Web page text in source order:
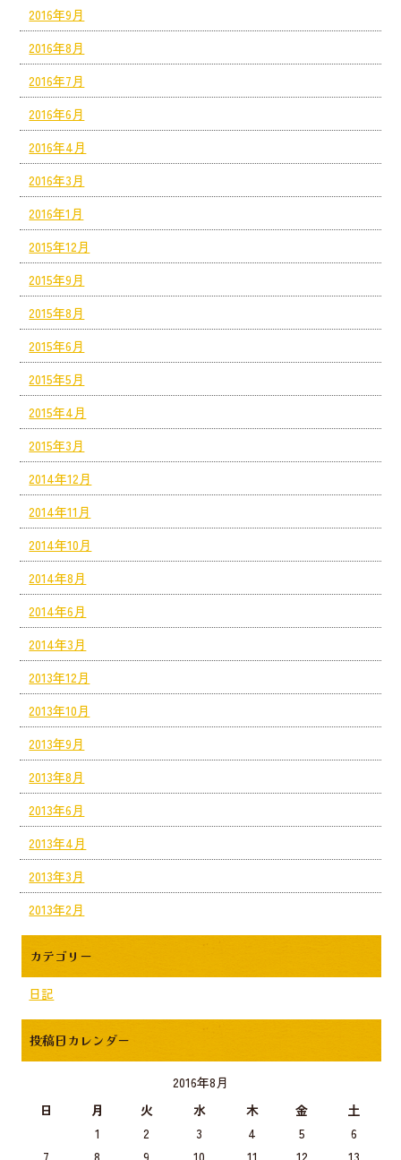
2016年9月
2016年8月
2016年7月
2016年6月
2016年4月
2016年3月
2016年1月
2015年12月
2015年9月
2015年8月
2015年6月
2015年5月
2015年4月
2015年3月
2014年12月
2014年11月
2014年10月
2014年8月
2014年6月
2014年3月
2013年12月
2013年10月
2013年9月
2013年8月
2013年6月
2013年4月
2013年3月
2013年2月
カテゴリー
日記
投稿日カレンダー
2016年8月
日
月 火 水 木 金
土
1
2 3 4 5
6